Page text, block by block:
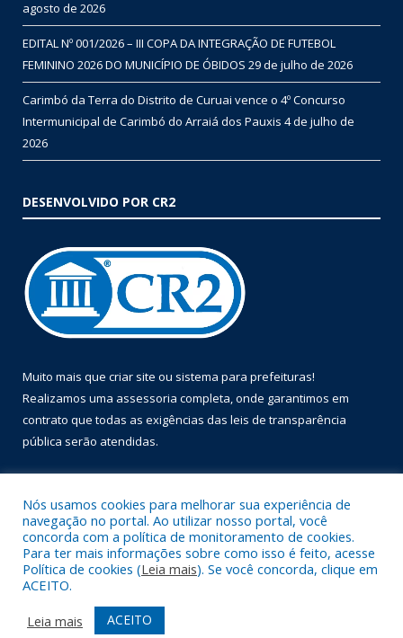
agosto de 2026
EDITAL Nº 001/2026 – III COPA DA INTEGRAÇÃO DE FUTEBOL
FEMININO 2026 DO MUNICÍPIO DE ÓBIDOS 29 de julho de 2026
Carimbó da Terra do Distrito de Curuai vence o 4º Concurso
Intermunicipal de Carimbó do Arraiá dos Pauxis 4 de julho de
2026
DESENVOLVIDO POR CR2
Muito mais que criar site ou sistema para prefeituras!
Realizamos uma assessoria completa, onde garantimos em
contrato que todas as exigências das leis de transparência
pública serão atendidas.
Todos os direitos reservados a Prefeitura Municipal de Óbidos.
Mapa do Site
Acessar Área Administrativa
Nós usamos cookies para melhorar sua experiência de
navegação no portal. Ao utilizar nosso portal, você
concorda com a política de monitoramento de cookies.
Para ter mais informações sobre como isso é feito, acesse
Política de cookies (Leia mais). Se você concorda, clique em
ACEITO.
Leia mais
ACEITO